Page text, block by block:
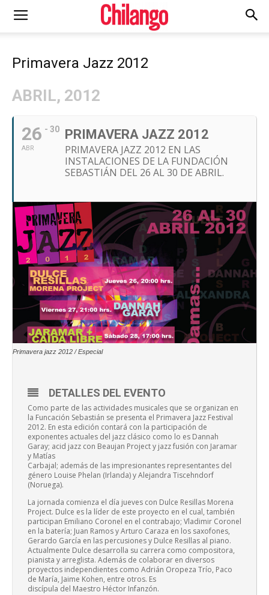
Primavera Jazz 2012
ABRIL, 2012
26
ABR
- 30 PRIMAVERA JAZZ 2012
PRIMAVERA JAZZ 2012 EN LAS
INSTALACIONES DE LA FUNDACIÓN
SEBASTIÁN DEL 26 AL 30 DE ABRIL.
Primavera jazz 2012 / Especial
DETALLES DEL EVENTO
Como parte de las actividades musicales que se organizan en
la Funcación Sebastián se presenta el Primavera Jazz Festival
2012. En esta edición contará con la participación de
exponentes actuales del jazz clásico como lo es Dannah
Garay; acid jazz con Beaujan Project y jazz fusión con Jaramar
y Matías
Carbajal; además de las impresionantes representantes del
género Louise Phelan (Irlanda) y Alejandra Tiscehndorf
(Noruega).
La jornada comienza el día jueves con Dulce Resillas Morena
Project. Dulce es la líder de este proyecto en el cual, también
participan Emiliano Coronel en el contrabajo; Vladimir Coronel
en la batería; Juan Ramos y Arturo Caraza en los saxofones,
Gerardo García en las percusiones y Dulce Resillas al piano.
Actualmente Dulce desarrolla su carrera como compositora,
pianista y arreglista. Además de colaborar en diversos
proyectos independientes como Adrián Oropeza Trío, Paco
de María, Jaime Kohen, entre otros. Es
discípula del Maestro Héctor Infanzón.